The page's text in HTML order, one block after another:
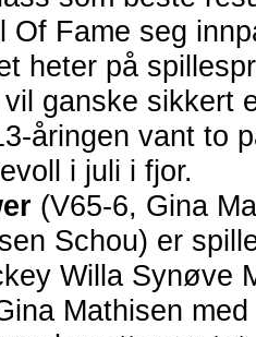
Of Fame seg
heter på
ganske sikkert
åringen vant to
i juli i fjor.
(V65-6, Gina
Schou) er
Willa Synøve
Mathisen